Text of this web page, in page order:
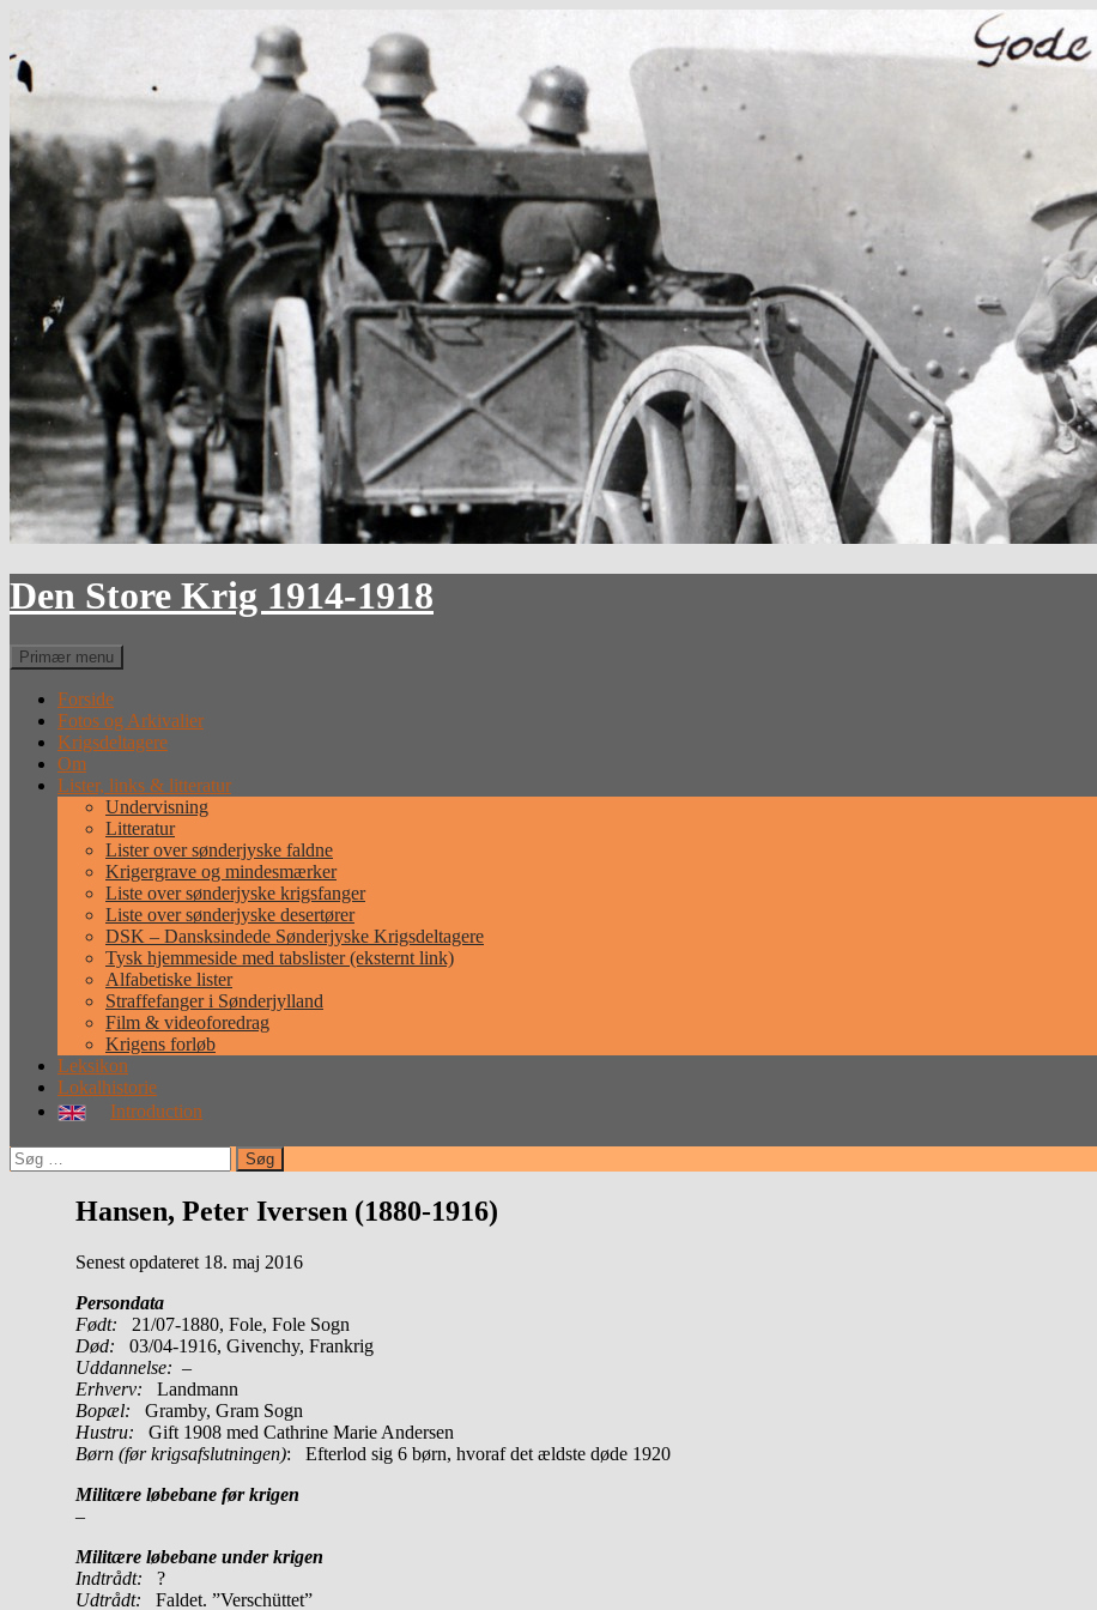
indhold
Den Store Krig 1914-1918
Søg
Primær menu
Forside
Fotos og Arkivalier
Krigsdeltagere
Om
Lister, links & litteratur
Undervisning
Litteratur
Lister over sønderjyske faldne
Krigergrave og mindesmærker
Liste over sønderjyske krigsfanger
Liste over sønderjyske desertører
DSK – Dansksindede Sønderjyske Krigsdeltagere
Tysk hjemmeside med tabslister (eksternt link)
Alfabetiske lister
Straffefanger i Sønderjylland
Film & videoforedrag
Krigens forløb
Leksikon
Lokalhistorie
Introduction
Søg
efter:
Hansen, Peter Iversen (1880-1916)
Senest opdateret 18. maj 2016
Persondata
Født: 21/07-1880, Fole, Fole Sogn
Død: 03/04-1916, Givenchy, Frankrig
Uddannelse: –
Erhverv: Landmann
Bopæl: Gramby, Gram Sogn
Hustru: Gift 1908 med Cathrine Marie Andersen
Børn (før krigsafslutningen): Efterlod sig 6 børn, hvoraf det ældste døde 1920
Militære løbebane før krigen
–
Militære løbebane under krigen
Indtrådt: ?
Udtrådt: Faldet. ”Verschüttet”